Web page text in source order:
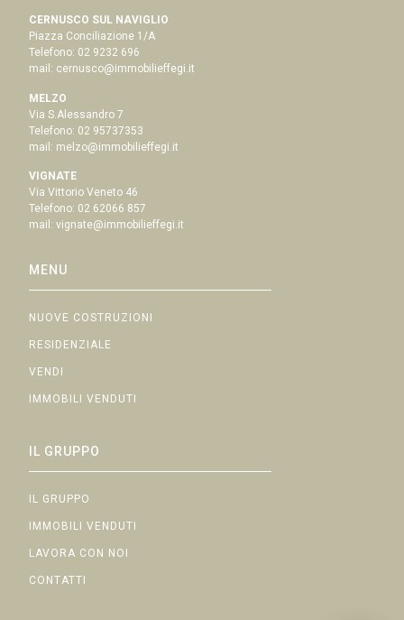
CERNUSCO SUL NAVIGLIO
Piazza Conciliazione 1/A
Telefono: 02 9232 696
mail: cernusco@immobilieffegi.it
MELZO
Via S.Alessandro 7
Telefono: 02 95737353
mail: melzo@immobilieffegi.it
VIGNATE
Via Vittorio Veneto 46
Telefono: 02 62066 857
mail:vignate@immobilieffegi.it
MENU
NUOVE COSTRUZIONI
RESIDENZIALE
VENDI
IMMOBILI VENDUTI
IL GRUPPO
IL GRUPPO
IMMOBILI VENDUTI
LAVORA CON NOI
CONTATTI